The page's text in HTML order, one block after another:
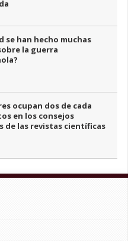
se han hecho muchas
la guerra
ocupan dos de cada
en los consejos
de las revistas científicas